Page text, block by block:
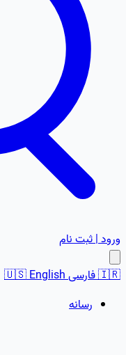
ورود | ثبت نام
🇮🇷فارسی 🇺🇸English
رسانه